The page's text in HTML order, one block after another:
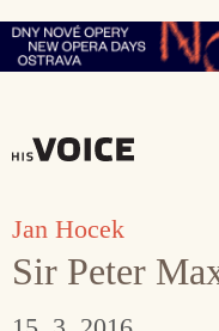
Přeskočit
na
Jan Hocek
Sir Peter